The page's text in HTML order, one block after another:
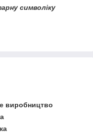
символіку
виробництво